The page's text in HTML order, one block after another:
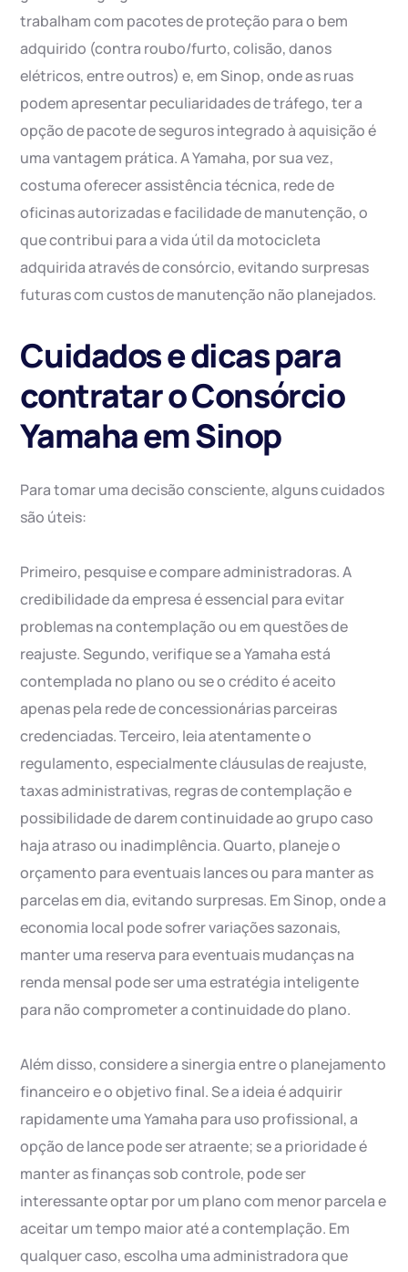
trabalham com pacotes de proteção para o bem
adquirido (contra roubo/furto, colisão, danos
elétricos, entre outros) e, em Sinop, onde as ruas
podem apresentar peculiaridades de tráfego, ter a
opção de pacote de seguros integrado à aquisição é
uma vantagem prática. A Yamaha, por sua vez,
costuma oferecer assistência técnica, rede de
oficinas autorizadas e facilidade de manutenção, o
que contribui para a vida útil da motocicleta
adquirida através de consórcio, evitando surpresas
futuras com custos de manutenção não planejados.
Cuidados e dicas para
contratar o Consórcio
Yamaha em Sinop
Para tomar uma decisão consciente, alguns cuidados
são úteis:
Primeiro, pesquise e compare administradoras. A
credibilidade da empresa é essencial para evitar
problemas na contemplação ou em questões de
reajuste. Segundo, verifique se a Yamaha está
contemplada no plano ou se o crédito é aceito
apenas pela rede de concessionárias parceiras
credenciadas. Terceiro, leia atentamente o
regulamento, especialmente cláusulas de reajuste,
taxas administrativas, regras de contemplação e
possibilidade de darem continuidade ao grupo caso
haja atraso ou inadimplência. Quarto, planeje o
orçamento para eventuais lances ou para manter as
parcelas em dia, evitando surpresas. Em Sinop, onde a
economia local pode sofrer variações sazonais,
manter uma reserva para eventuais mudanças na
renda mensal pode ser uma estratégia inteligente
para não comprometer a continuidade do plano.
Além disso, considere a sinergia entre o planejamento
financeiro e o objetivo final. Se a ideia é adquirir
rapidamente uma Yamaha para uso profissional, a
opção de lance pode ser atraente; se a prioridade é
manter as finanças sob controle, pode ser
interessante optar por um plano com menor parcela e
aceitar um tempo maior até a contemplação. Em
qualquer caso, escolha uma administradora que